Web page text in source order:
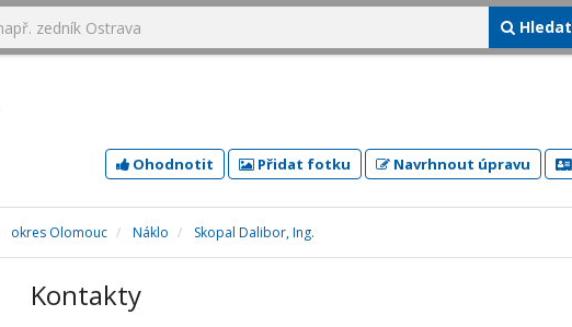
Hledat
Ohodnotit Přidat fotku Navrhnout úpravu
okres Olomouc Náklo Skopal Dalibor, Ing.
Kontakty